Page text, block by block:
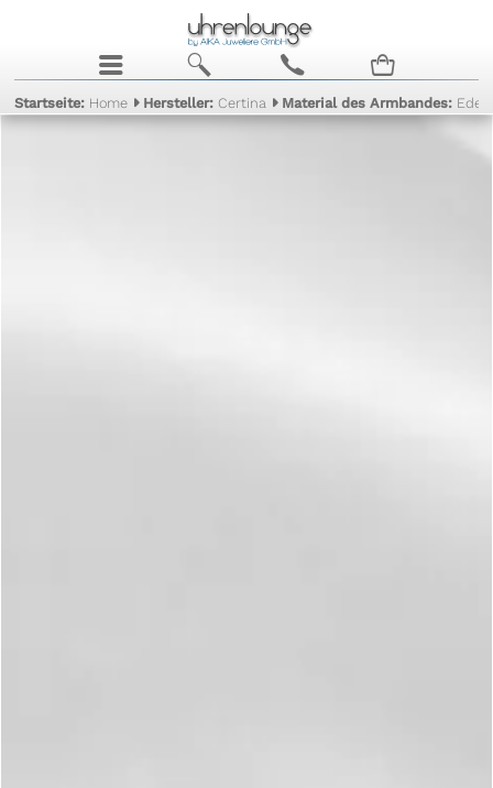
j b c n
Startseite: Home Hersteller:Certina Material des Armbandes: